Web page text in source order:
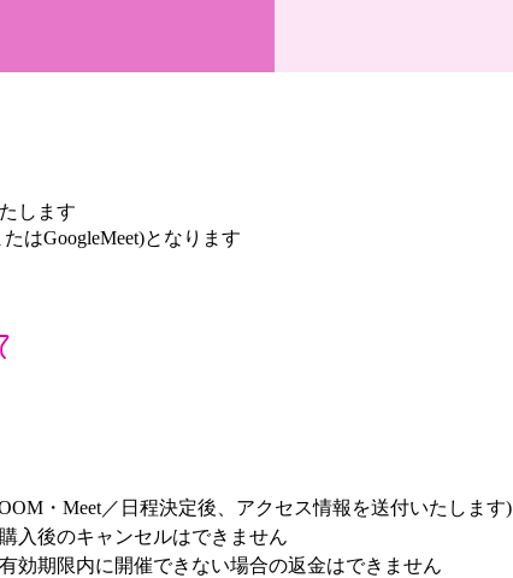
します
はGoogleMeet)となります
・Meet／日程決定後、アクセス情報を送付いたします)
入後のキャンセルはできません
効期限内に開催できない場合の返金はできません